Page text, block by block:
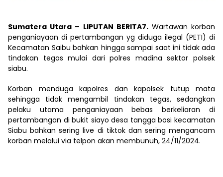
Sumatera Utara – LIPUTAN BERITA7.Wartawan korban
penganiayaan di pertambangan yg diduga ilegal (PETI) di
Kecamatan Saibu bahkan hingga sampai saat ini tidak ada
tindakan tegas mulai dari polres madina sektor polsek
siabu.
Korban menduga kapolres dan kapolsek tutup mata
sehingga tidak mengambil tindakan tegas, sedangkan
pelaku utama penganiayaan bebas berkeliaran di
pertambangan di bukit siayo desa tangga bosi kecamatan
Siabu bahkan sering live di tiktok dan sering mengancam
korban melalui via telpon akan membunuh, 24/11/2024.